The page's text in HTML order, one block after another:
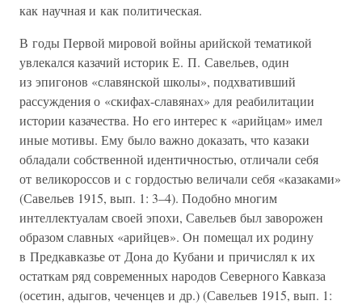
как научная и как политическая.
В годы Первой мировой войны арийской тематикой
увлекался казачий историк Е. П. Савельев, один
из эпигонов «славянской школы», подхвативший
рассуждения о «скифах-славянах» для реабилитации
истории казачества. Но его интерес к «арийцам» имел
иные мотивы. Ему было важно доказать, что казаки
обладали собственной идентичностью, отличали себя
от великороссов и с гордостью величали себя «казаками»
(Савельев 1915, вып. 1: 3–4). Подобно многим
интеллектуалам своей эпохи, Савельев был заворожен
образом славных «арийцев». Он помещал их родину
в Предкавказье от Дона до Кубани и причислял к их
остаткам ряд современных народов Северного Кавказа
(осетин, адыгов, чеченцев и др.) (Савельев 1915, вып. 1: